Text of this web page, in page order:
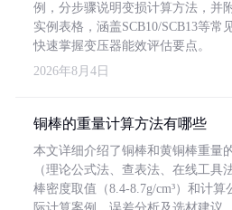
例，分步骤说明变损计算方法，并
实例表格，涵盖SCB10/SCB13等常
快速掌握变压器能效评估要点。
2026年8月4日
铜棒的重量计算方法有哪些
本文详细介绍了铜棒和黄铜棒重量
（理论公式法、查表法、在线工具
棒密度取值（8.4-8.7g/cm³）和计